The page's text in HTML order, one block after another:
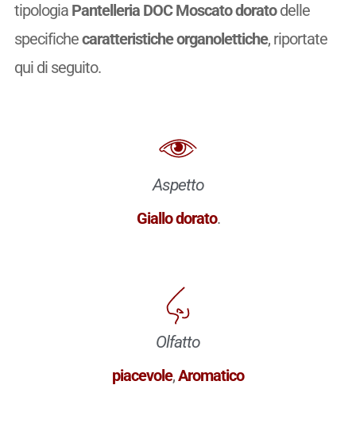
tipologia Pantelleria DOC Moscato doratodelle
specifichecaratteristiche organolettiche, riportate
qui di seguito.
Aspetto
Giallo dorato.
Olfatto
piacevole,Aromatico